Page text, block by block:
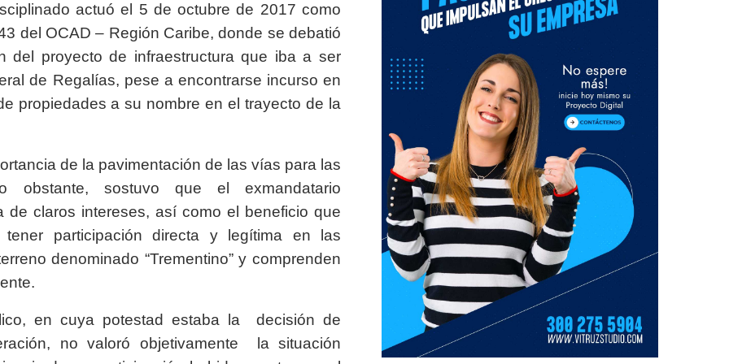
actuó el 5 de octubre de 2017 como
del OCAD – Región Caribe, donde se debatió
del proyecto de infraestructura que iba a ser
de Regalías, pese a encontrarse incurso en
propiedades a su nombre en el trayecto de la
de la pavimentación de las vías para las
obstante, sostuvo que el exmandatario
de claros intereses, así como el beneficio que
participación directa y legítima en las
denominado “Trementino” y comprenden
en cuya potestad estaba la decisión de
no valoró objetivamente la situación